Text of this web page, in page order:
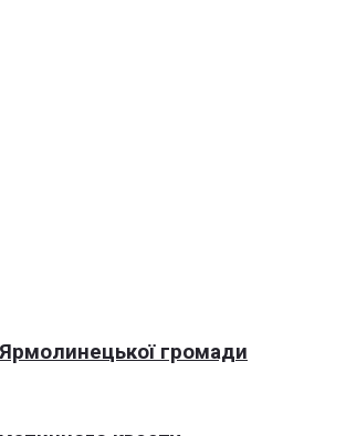
Ярмолинецької громади